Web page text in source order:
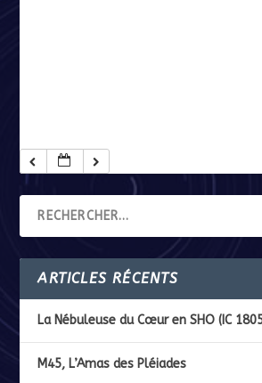
ARTICLES RÉCENTS
La Nébuleuse du Cœur en SHO (IC
M45, L’Amas des Pléiades